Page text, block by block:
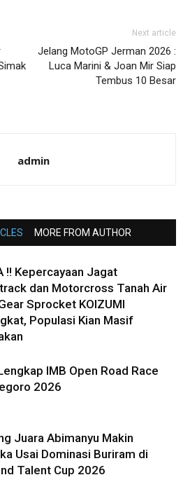
Next article
Jelang MotoGP Jerman 2026 :
Luca Marini & Joan Mir Siap
Tembus 10 Besar
admin
MORE FROM AUTHOR
!! Kepercayaan Jagat
dan Motorcross Tanah Air
Sprocket KOIZUMI
Populasi Kian Masif
IMB Open Road Race
2026
Juara Abimanyu Makin
Usai Dominasi Buriram di
Talent Cup 2026